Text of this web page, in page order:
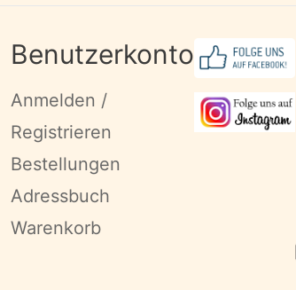
Benutzerkonto
Anmelden /
Registrieren
Bestellungen
Adressbuch
Warenkorb